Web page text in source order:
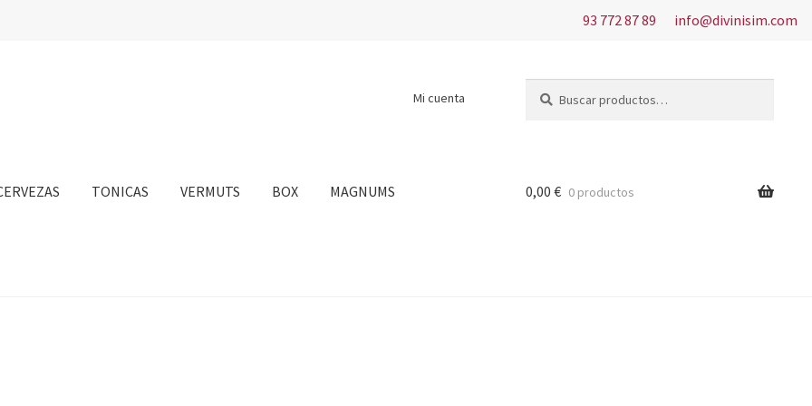
93 772 87 89 info@divinisim.com
Mi cuenta
por:
TONICAS VERMUTS BOX MAGNUMS 0,00€ 0 productos